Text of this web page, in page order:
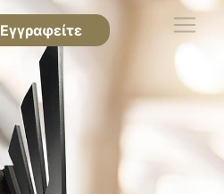
Εγγραφείτε